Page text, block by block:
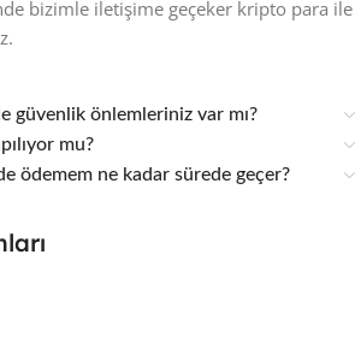
bizimle iletişime geçeker kripto para ile
güvenlik önlemleriniz var mı?
mu?
ödemem ne kadar sürede geçer?